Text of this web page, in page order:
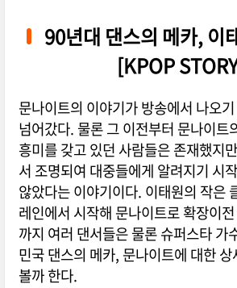
90년대 댄스의 메카, 이
[KPOP
문나이트의 이야기가 방송에서 나오
넘어갔다. 물론 그 이전부터 문나이트
흥미를 갖고 있던 사람들은 존재했지
서 조명되여 대중들에게 알려지기 시
않았다는 이야기이다. 이태원의 작은
레인에서 시작해 문나이트로 확장이
까지 여러 댄서들은 물론 슈퍼스타 가
민국 댄스의 메카, 문나이트에 대한
볼까 한다.